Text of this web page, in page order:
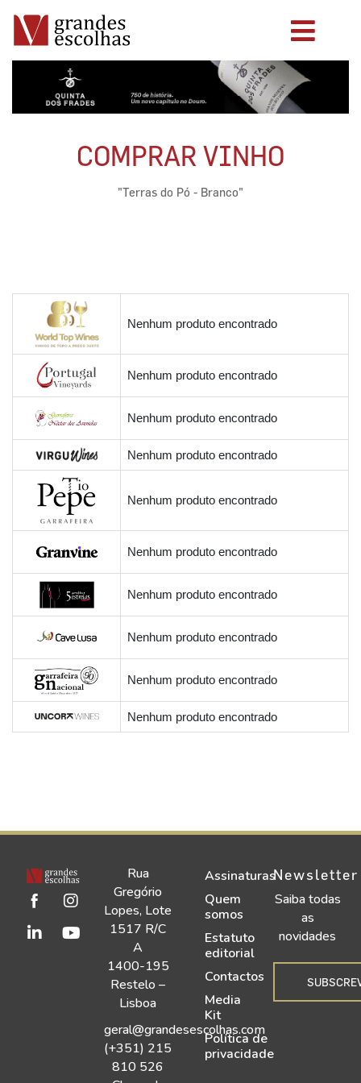
COMPRAR VINHO
"Terras do Pó - Branco"
Nenhum produto encontrado
Nenhum produto encontrado
Nenhum produto encontrado
Nenhum produto encontrado
Nenhum produto encontrado
Nenhum produto encontrado
Nenhum produto encontrado
Nenhum produto encontrado
Nenhum produto encontrado
Nenhum produto encontrado
Rua
Gregório
Lopes, Lote
1517 R/C
A
1400-195
Restelo –
Lisboa
geral@grandesescolhas.com
(+351) 215
810 526
Assinaturas
Quem
somos
Estatuto
editorial
Contactos
Media
Kit
Política de
privacidade
Newsletter
Saiba todas
as
novidades